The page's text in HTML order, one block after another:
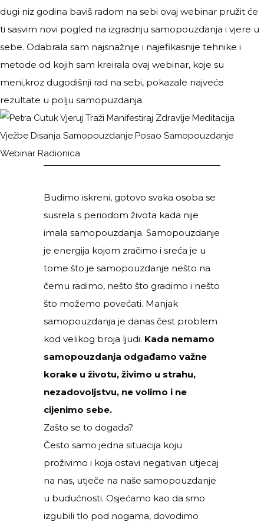
dugi niz godina baviš radom na sebi ovaj webinar pružit će
ti sasvim novi pogled na izgradnju samopouzdanja i vjere u
sebe. Odabrala sam najsnažnije i najefikasnije tehnike i
metode od kojih sam kreirala ovaj webinar, koje su
meni,kroz dugodišnji rad na sebi, pokazale najveće
rezultate u polju samopuzdanja.
Budimo iskreni, gotovo svaka osoba se
susrela s periodom života kada nije
imala samopouzdanja. Samopouzdanje
je energija kojom zračimo i sreća je u
tome što je samopouzdanje nešto na
čemu radimo, nešto što gradimo i nešto
što možemo povećati. Manjak
samopouzdanja je danas čest problem
kod velikog broja ljudi. Kada nemamo
samopouzdanja odgađamo važne
korake u životu, živimo u strahu,
nezadovoljstvu, ne volimo i ne
cijenimo sebe.
Zašto se to događa?
Često samo jedna situacija koju
proživimo i koja ostavi negativan utjecaj
na nas, utječe na naše samopouzdanje
u budućnosti. Osjećamo kao da smo
izgubili tlo pod nogama, dovodimo